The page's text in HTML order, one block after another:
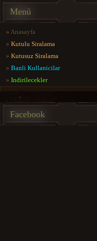
Menü
» Anasayfa
» Kutulu Siralama
» Kutusuz Siralama
» Banli Kullanicilar
» Indirilecekler
Facebook